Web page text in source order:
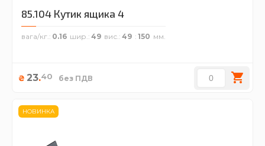
85.104 Кутик ящика 4
вага/кг. 0.16 шир. 49 вис. 49 150
₴ 23.40 без ПДВ
НОВИНКА